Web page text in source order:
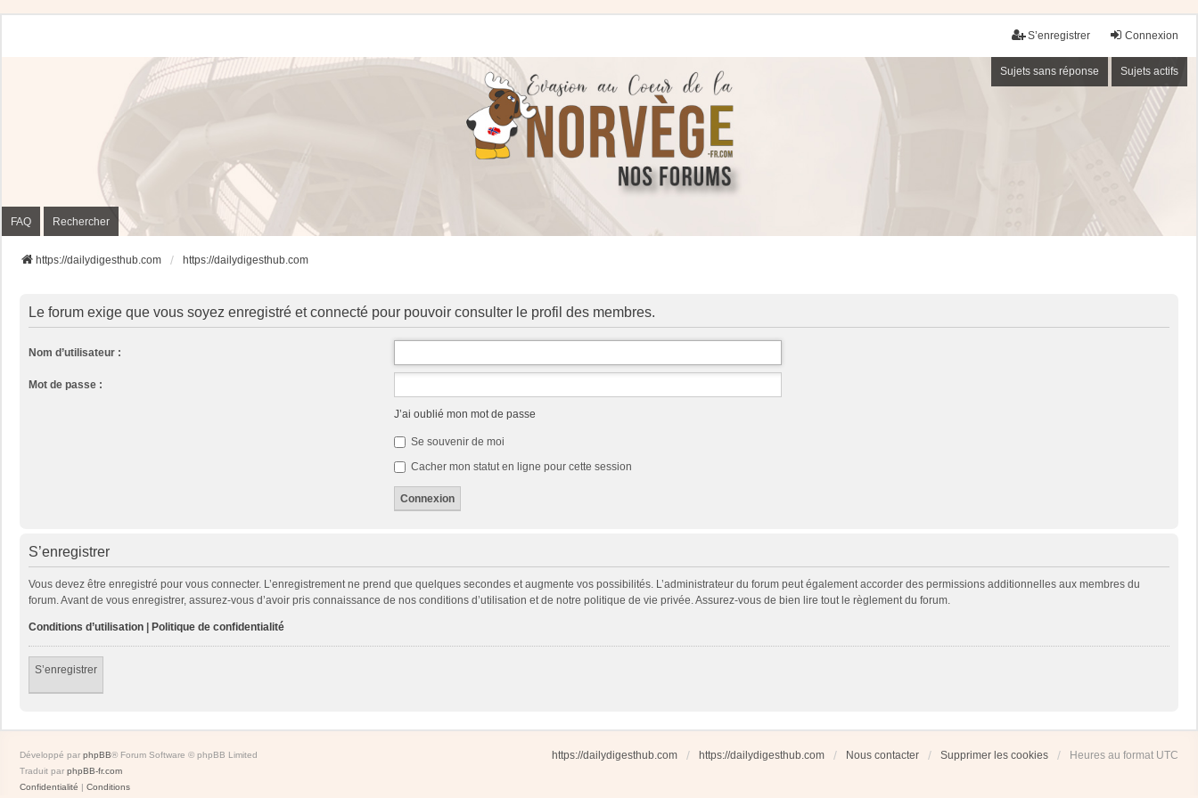
Connexion
S’enregistrer
Sujets sans réponse Sujets actifs
FAQ Rechercher
https://dailydigesthub.com https://dailydigesthub.com
Le forum exige que vous soyez enregistré et connecté pour pouvoir consulter le profil des membres.
Nom d’utilisateur :
Mot de passe :
J’ai oublié mon mot de passe
Se souvenir de moi
Cacher mon statut en ligne pour cette session
S’enregistrer
Vous devez être enregistré pour vous connecter. L’enregistrement ne prend que quelques secondes et augmente vos possibilités. L’administrateur du forum peut également accorder des permissions additionnelles aux membres du
forum. Avant de vous enregistrer, assurez-vous d’avoir pris connaissance de nos conditions d’utilisation et de notre politique de vie privée. Assurez-vous de bien lire tout le règlement du forum.
Conditions d’utilisation Politique de confidentialité
S’enregistrer
https://dailydigesthub.com https://dailydigesthub.com Nous contacter Supprimer les cookies Heures au format UTC
Développé par phpBB® Forum Software © phpBB Limited
Traduit par phpBB-fr.com
Confidentialité | Conditions